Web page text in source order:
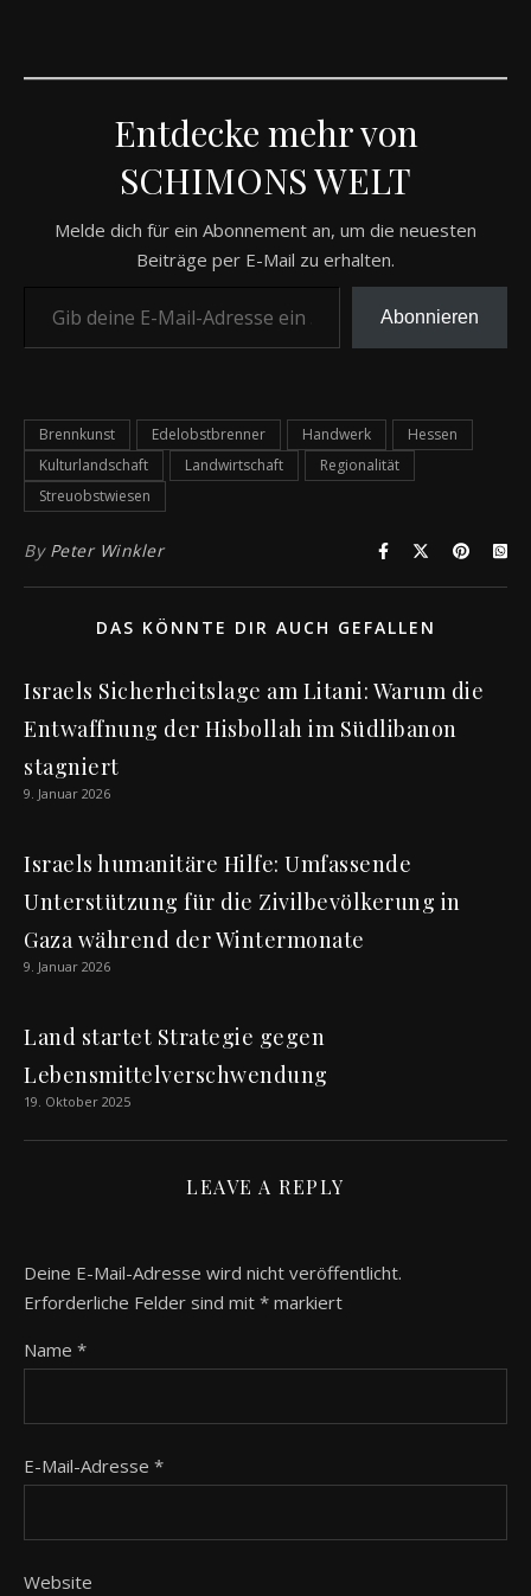
Entdecke mehr von
SCHIMONS WELT
Melde dich für ein Abonnement an, um die neuesten
Beiträge per E-Mail zu erhalten.
Abonnieren
Brennkunst Edelobstbrenner Handwerk
Hessen
Kulturlandschaft
Landwirtschaft
Regionalität
Streuobstwiesen
By Peter Winkler
DAS KÖNNTE DIR AUCH GEFALLEN
Israels Sicherheitslage am Litani: Warum die
Entwaffnung der Hisbollah im Südlibanon
stagniert
9. Januar 2026
Israels humanitäre Hilfe: Umfassende
Unterstützung für die Zivilbevölkerung in
Gaza während der Wintermonate
9. Januar 2026
Land startet Strategie gegen
Lebensmittelverschwendung
19. Oktober 2025
LEAVE A REPLY
Deine E-Mail-Adresse wird nicht veröffentlicht.
Erforderliche Felder sind mit * markiert
Name *
E-Mail-Adresse *
Website